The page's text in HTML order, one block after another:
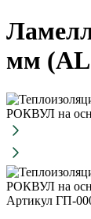
мм
Артикул ГП-